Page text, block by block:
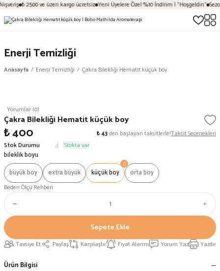
₺ 2500 ve üzeri kargo ücretsiz Yeni Üyelere Özel %10 İndirim | "Hoşgeldin"
Enerji Temizliği
Anasayfa Enerji Temizliği Çakra Bilekliği Hematit küçük boy
Yorumlar (0)
Çakra Bilekliği Hematit küçük boy
₺ 400 ₺ 43den başlayan taksitlerle!Taksit Seçenekleri
Stok Durumu
Stokta var
bileklik boyu
büyük boy
extra büyük küçük boy orta boy
Beden Ölçü Rehberi
Sepete Ekle
Tavsiye Et Paylaş Karşılaştır Fiyat Alarmı Yorum Yaz Yazdır
Ürün Bilgisi